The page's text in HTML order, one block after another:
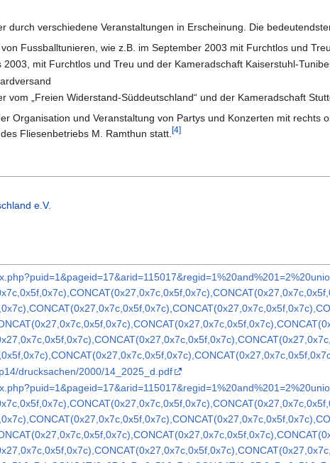
durch verschiedene Veranstaltungen in Erscheinung. Die
Fussballtunieren, wie z.B. im September 2003 mit Furchtlos und Treu,
mit Furchtlos und Treu und der Kameradschaft Kaiserstuhl-
vom „Freien Widerstand-Süddeutschland“ und der Kameradschaft
Organisation und Veranstaltung von Partys und Konzerten mit rechts
Fliesenbetriebs M. Ramthun statt.[4]
e.V.
drucksachen/2000/14_2025_d.pdf